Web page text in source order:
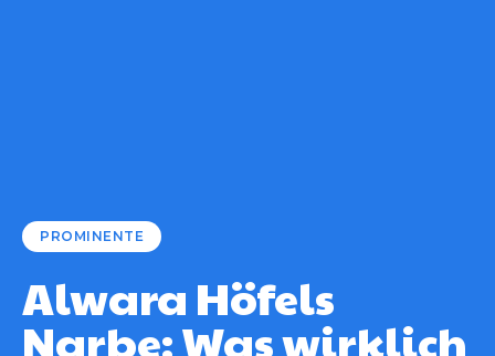
PROMINENTE
Alwara Höfels
Narbe: Was wirklich